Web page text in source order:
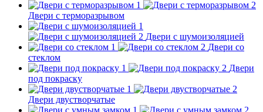
Двери с терморазрывом
Двери с шумоизоляцией
Двери со
стеклом
Двери
под покраску
Двери двустворчатые